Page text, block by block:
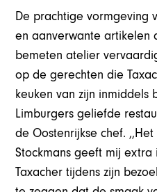
De prachtige vormgeving
en aanverwante artikelen
bemeten atelier
op de gerechten die
keuken van zijn
Limburgers geliefde
de Oostenrijkse chef.
Stockmans geeft mij
Taxacher tijdens zijn